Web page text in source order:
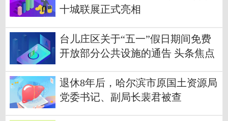
十城联展正式亮相
台儿庄区关于“五一”假日期间免费
开放部分公共设施的通告 头条焦点
退休8年后，哈尔滨市原国土资源局
党委书记、副局长裴君被查